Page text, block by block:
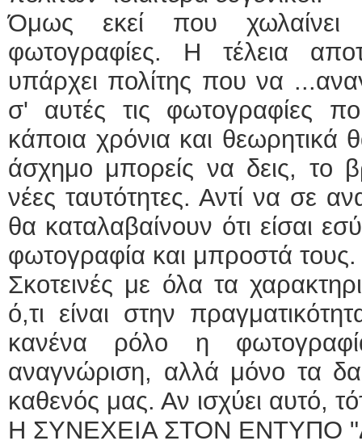
Όμως εκεί που χωλαίνει
φωτογραφίες. Η τέλεια
υπάρχει πολίτης που να
σ' αυτές τις φωτογραφίες
κάποια χρόνια και θεωρητικά
άσχημο μπορείς να δεις, το
νέες ταυτότητες. Αντί να σε
θα καταλαβαίνουν ότι είσαι
φωτογραφία και μπροστά τους.
Σκοτεινές με όλα τα
ό,τι είναι στην
κανένα ρόλο η
αναγνώριση, αλλά μόνο τα
καθενός μας. Αν ισχύει αυτό,
Η ΣΥΝΕΧΕΙΑ ΣΤΟΝ ΕΝΤΥΠΟ